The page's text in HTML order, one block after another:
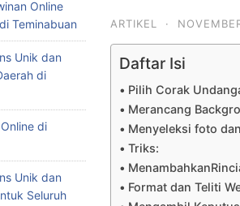
ARTIKEL ·
Daftar Isi
Pilih Corak
Merancang
Menyeleksi foto
Triks:
Format dan Teliti
Online
Teminabuan
Unik dan
di
di
Unik dan
Seluruh